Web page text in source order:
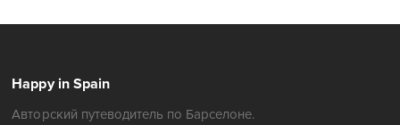
Happy in Spain
Авторский путеводитель по Барселоне.